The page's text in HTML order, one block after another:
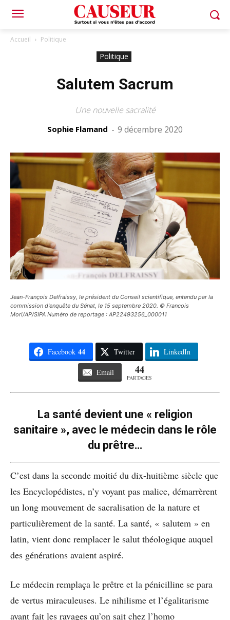
Accueil Politique
Politique
Salutem Sacrum
Une nouvelle sacralité
Sophie Flamand - 9 décembre 2020
Jean-François Delfraissy, le président du Conseil scientifique, entendu par la
commission d'enquête du Sénat, le 15 septembre 2020. © Francois
Mori/AP/SIPA Numéro de reportage : AP22493256_000011
Facebook 44 Twitter LinkedIn
Email 44
PARTAGES
La santé devient une « religion
sanitaire », avec le médecin dans le rôle
du prêtre…
C’est dans la seconde moitié du dix-huitième siècle que
les Encyclopédistes, n’y voyant pas malice, démarrèrent
un long mouvement de sacralisation de la nature et
particulièrement de la santé. La santé, « salutem » en
latin, vient donc remplacer le salut théologique auquel
des générations avaient aspiré.
Le médecin remplaça le prêtre et la pénicilline se para
de vertus miraculeuses. Le nihilisme et l’égalitarisme
ayant fait les ravages qu’on sait chez l’homo